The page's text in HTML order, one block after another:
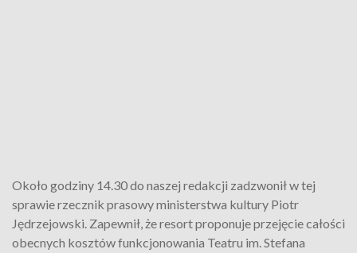
Około godziny 14.30 do naszej redakcji zadzwonił w tej
sprawie rzecznik prasowy ministerstwa kultury Piotr
Jędrzejowski. Zapewnił, że resort proponuje przejęcie całości
obecnych kosztów funkcjonowania Teatru im. Stefana